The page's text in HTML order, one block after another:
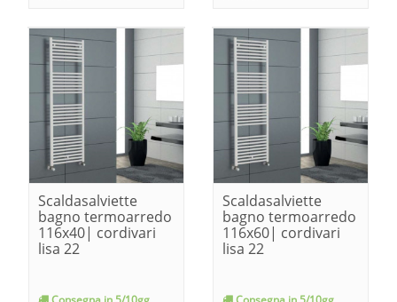
Scaldasalviette
bagno termoarredo
116x40| cordivari
lisa 22
Scaldasalviette
bagno termoarredo
116x60| cordivari
lisa 22